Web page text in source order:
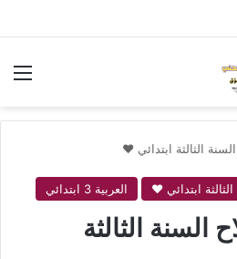
السنة الثالثة ابتدائي ❤
ابتدائي ❤ العربية 3 ابتدائي
السنة الثالثة